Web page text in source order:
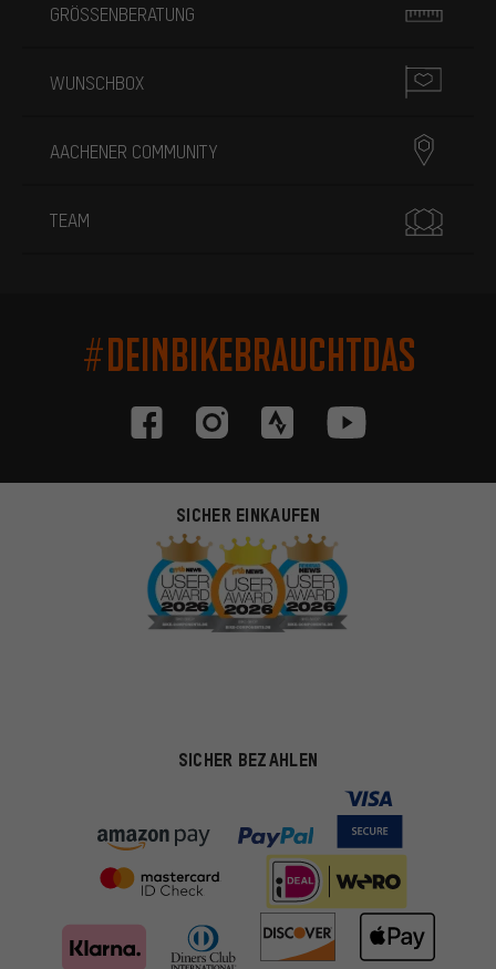
GRÖSSENBERATUNG
WUNSCHBOX
AACHENER COMMUNITY
TEAM
#DEINBIKEBRAUCHTDAS
SICHER EINKAUFEN
SICHER BEZAHLEN